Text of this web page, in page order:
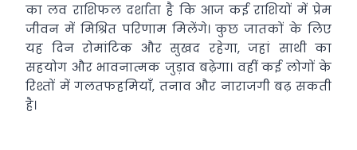
का लव राशिफल दर्शाता है कि आज कई राशियों में प्रेम
जीवन में मिश्रित परिणाम मिलेंगे। कुछ जातकों के लिए
यह दिन रोमांटिक और सुखद रहेगा, जहां साथी का
सहयोग और भावनात्मक जुड़ाव बढ़ेगा। वहीं कई लोगों के
रिश्तों में गलतफहमियाँ, तनाव और नाराजगी बढ़ सकती
है।